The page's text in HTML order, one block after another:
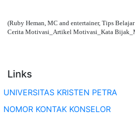
(Ruby Heman, MC and entertainer, Tips
Cerita Motivasi_Artikel Motivasi_Kata
Links
UNIVERSITAS KRISTEN PETRA
NOMOR KONTAK KONSELOR